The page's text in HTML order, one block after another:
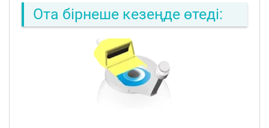
Ота бірнеше кезеңде өтеді: